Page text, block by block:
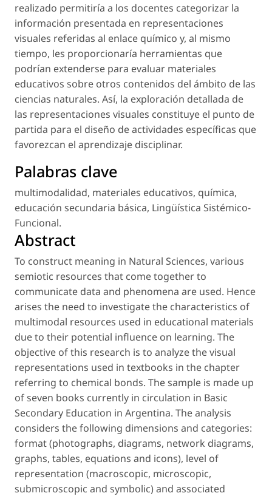
realizado permitiría a los docentes categorizar la
información presentada en representaciones
visuales referidas al enlace químico y, al mismo
tiempo, les proporcionaría herramientas que
podrían extenderse para evaluar materiales
educativos sobre otros contenidos del ámbito de las
ciencias naturales. Así, la exploración detallada de
las representaciones visuales constituye el punto de
partida para el diseño de actividades específicas que
favorezcan el aprendizaje disciplinar.
Palabras clave
multimodalidad, materiales educativos, química,
educación secundaria básica, Lingüística Sistémico-
Funcional.
Abstract
To construct meaning in Natural Sciences, various
semiotic resources that come together to
communicate data and phenomena are used. Hence
arises the need to investigate the characteristics of
multimodal resources used in educational materials
due to their potential influence on learning. The
objective of this research is to analyze the visual
representations used in textbooks in the chapter
referring to chemical bonds. The sample is made up
of seven books currently in circulation in Basic
Secondary Education in Argentina. The analysis
considers the following dimensions and categories:
format (photographs, diagrams, network diagrams,
graphs, tables, equations and icons), level of
representation (macroscopic, microscopic,
submicroscopic and symbolic) and associated